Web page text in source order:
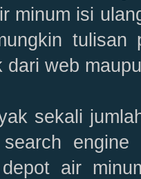
minum isi
tulisan
dari web
sekali
engine
air